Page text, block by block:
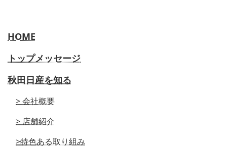
HOME
トップメッセージ
秋田日産を知る
> 会社概要
> 店舗紹介
>特色ある取り組み